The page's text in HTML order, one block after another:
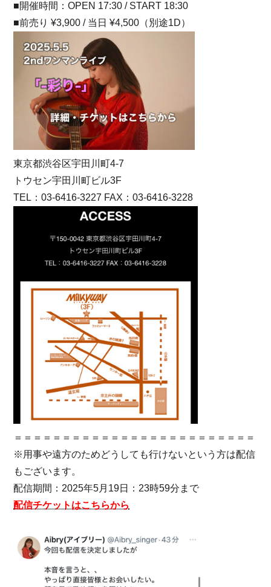
■開催時間：OPEN 17:30 / START 18:30
■前売り ¥3,900 / 当日 ¥4,500（別途1D）
東京都渋谷区宇田川町4-7
トウセン宇田川町ビル3F
TEL：03-6416-3227 FAX：03-6416-3228
＝＝＝＝＝＝＝＝＝＝＝＝＝＝＝＝＝＝＝＝＝＝＝＝＝
※用事や遠方のためどうしても行けないという方は配信
もございます。
配信期間：2025年5月19日：23時59分まで
配信チケットはこちらから